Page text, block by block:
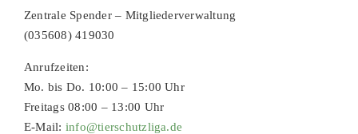
Zentrale Spender – Mitgliederverwaltung
(035608) 419030
Anrufzeiten:
Mo. bis Do. 10:00 – 15:00 Uhr
Freitags 08:00 – 13:00 Uhr
E-Mail: info@tierschutzliga.de